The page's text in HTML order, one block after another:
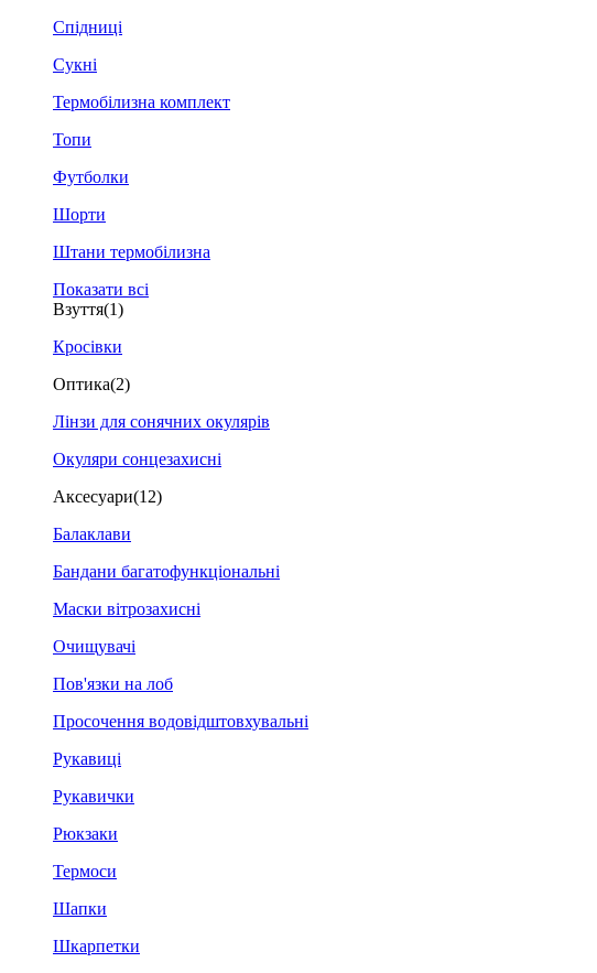
Спідниці
Сукні
Термобілизна комплект
Топи
Футболки
Шорти
Штани термобілизна
Показати всі
Взуття(1)
Кросівки
Оптика(2)
Лінзи для сонячних окулярів
Окуляри сонцезахисні
Аксесуари(12)
Балаклави
Бандани багатофункціональні
Маски вітрозахисні
Очищувачі
Пов'язки на лоб
Просочення водовідштовхувальні
Рукавиці
Рукавички
Рюкзаки
Термоси
Шапки
Шкарпетки